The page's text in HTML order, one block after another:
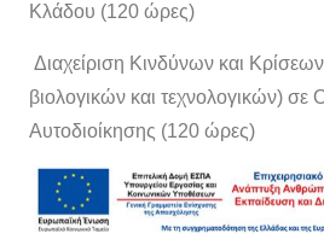
Κλάδου (120 ώρες)
Διαχείριση Κινδύνων και
βιολογικών και τεχνολογικών) σε
Αυτοδιοίκησης (120 ώρες)